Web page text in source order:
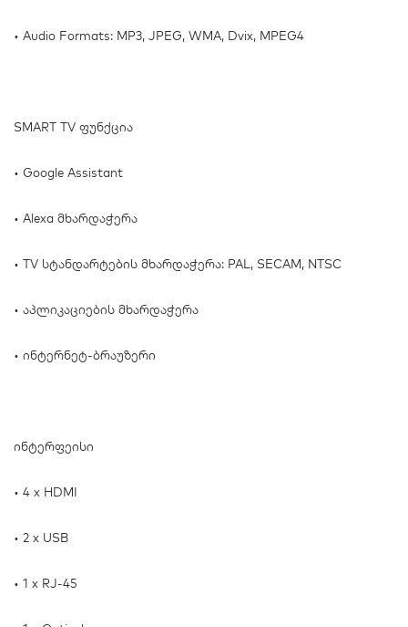
• Audio Formats: MP3, JPEG, WMA, Dvix, MPEG4
SMART TV ფუნქცია
• Google Assistant
• Alexa მხარდაჭერა
• TV სტანდარტების მხარდაჭერა: PAL, SECAM, NTSC
• აპლიკაციების მხარდაჭერა
• ინტერნეტ-ბრაუზერი
ინტერფეისი
• 4 x HDMI
• 2 x USB
• 1 x RJ-45